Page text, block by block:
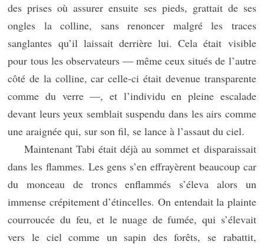
des prises où assurer ensuite ses pieds, grattait de ses
ongles la colline, sans renoncer malgré les traces
sanglantes qu’il laissait derrière lui. Cela était visible
pour tous les observateurs — même ceux situés de l’autre
côté de la colline, car celle-ci était devenue transparente
comme du verre —, et l’individu en pleine escalade
devant leurs yeux semblait suspendu dans les airs comme
une araignée qui, sur son fil, se lance à l’assaut du ciel.
Maintenant Tabi était déjà au sommet et disparaissait
dans les flammes. Les gens s’en effrayèrent beaucoup car
du monceau de troncs enflammés s’éleva alors un
immense crépitement d’étincelles. On entendait la plainte
courroucée du feu, et le nuage de fumée, qui s’élevait
vers le ciel comme un sapin des forêts, se rabattit,